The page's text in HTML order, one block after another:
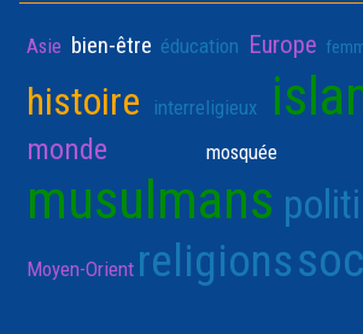
Asie bien-être éducation Europe
histoire interreligieux
monde mosquée
musulmans
Moyen-Orient religions